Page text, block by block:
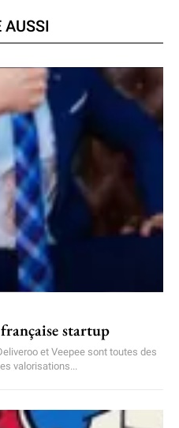
AUSSI
startup
et Veepee sont toutes des
valorisations...